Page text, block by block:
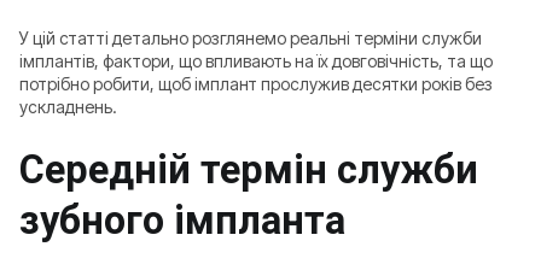
У цій статті детально розглянемо реальні терміни служби
імплантів, фактори, що впливають на їх довговічність, та що
потрібно робити, щоб імплант прослужив десятки років без
ускладнень.
Середній термін служби
зубного імпланта